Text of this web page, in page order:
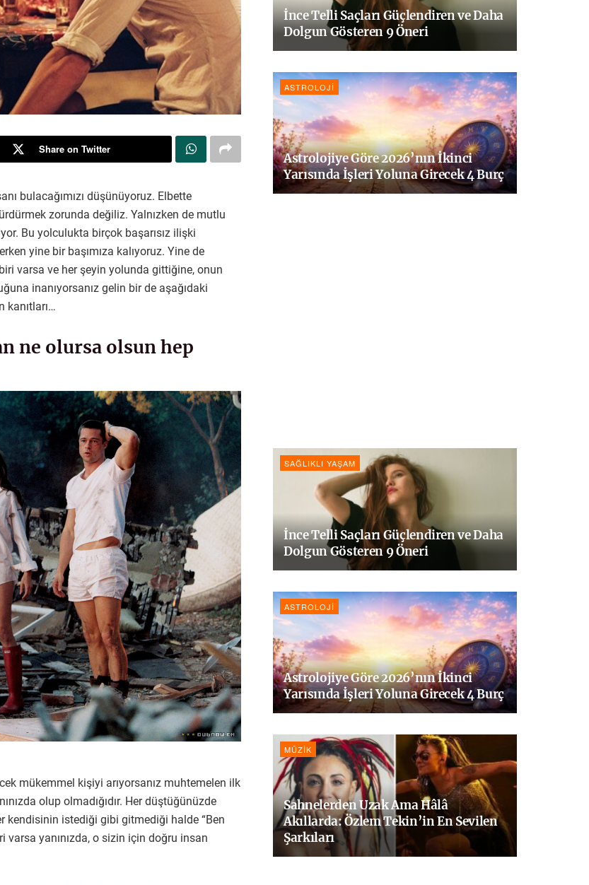
Share on Twitter
bulacağımızı düşünüyoruz. Elbette
zorunda değiliz. Yalnızken de mutlu
Bu yolculukta birçok başarısız ilişki
yine bir başımıza kalıyoruz. Yine de
varsa ve her şeyin yolunda gittiğine, onun
inanıyorsanız gelin bir de aşağıdaki
kanıtları…
ne olursa olsun hep
mükemmel kişiyi arıyorsanız muhtemelen ilk
olup olmadığıdır. Her düştüğünüzde
kendisinin istediği gibi gitmediği halde “Ben
varsa yanınızda, o sizin için doğru insan
İnce Telli Saçları Güçlendiren ve Daha
Dolgun Gösteren 9 Öneri
ASTROLOJI
Astrolojiye Göre 2026’nın İkinci
Yarısında İşleri Yoluna Girecek 4 Burç
SAĞLIKLI YAŞAM
İnce Telli Saçları Güçlendiren ve Daha
Dolgun Gösteren 9 Öneri
ASTROLOJI
Astrolojiye Göre 2026’nın İkinci
Yarısında İşleri Yoluna Girecek 4 Burç
MÜZIK
Sahnelerden Uzak Ama Hâlâ
Akıllarda: Özlem Tekin’in En Sevilen
Şarkıları